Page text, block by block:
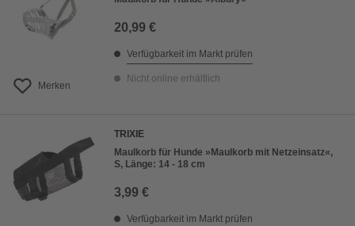
Merken
20,99 €
Verfügbarkeit im Markt prüfen
Nicht online erhältlich
TRIXIE
Maulkorb für Hunde »Maulkorb mit Netzeinsatz«,
S, Länge: 14 - 18 cm
3,99 €
Verfügbarkeit im Markt prüfen